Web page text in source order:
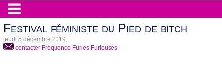
Festival féministe du Pied de bitch
jeudi 5 décembre 2019
contacter Fréquence Furies Furieuses